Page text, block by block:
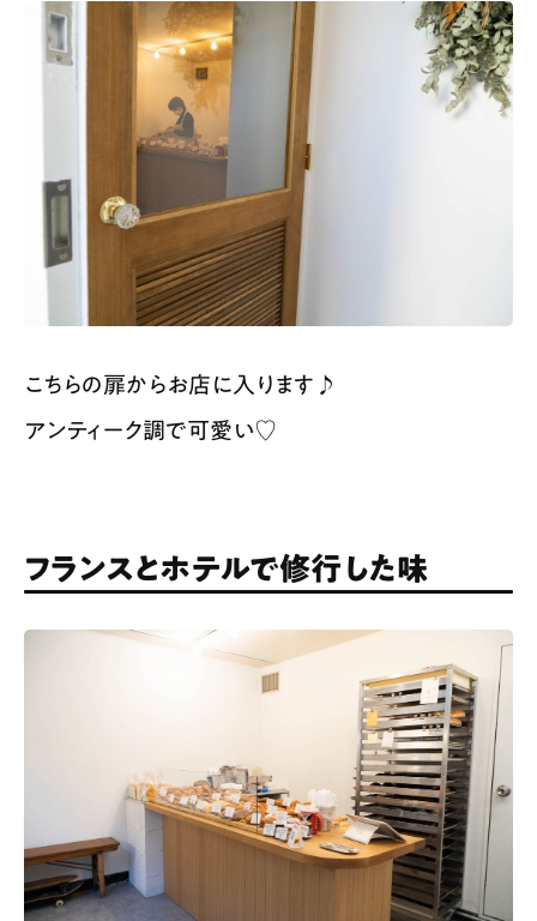
こちらの扉からお店に入ります♪
アンティーク調で可愛い♡
フランスとホテルで修行した味